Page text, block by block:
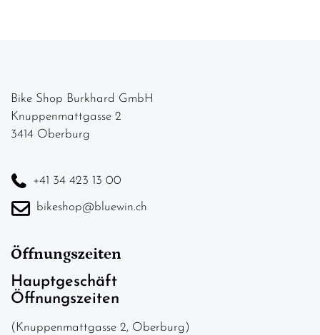
Bike Shop Burkhard GmbH
Knuppenmattgasse 2
3414 Oberburg
+41 34 423 13 00
bikeshop@bluewin.ch
Öffnungszeiten
Hauptgeschäft
Öffnungszeiten
(Knuppenmattgasse 2, Oberburg)